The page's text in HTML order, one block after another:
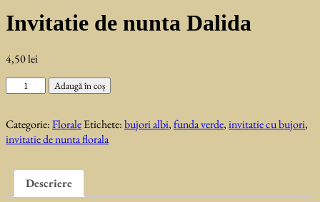
Invitatie de nunta Dalida
4,50lei
Cantitate
nunta
Dalida
Adaugă în coș
Categorie:FloraleEtichete:bujori albi,funda verde,invitatie cu bujori,
invitatie de nunta florala
Descriere